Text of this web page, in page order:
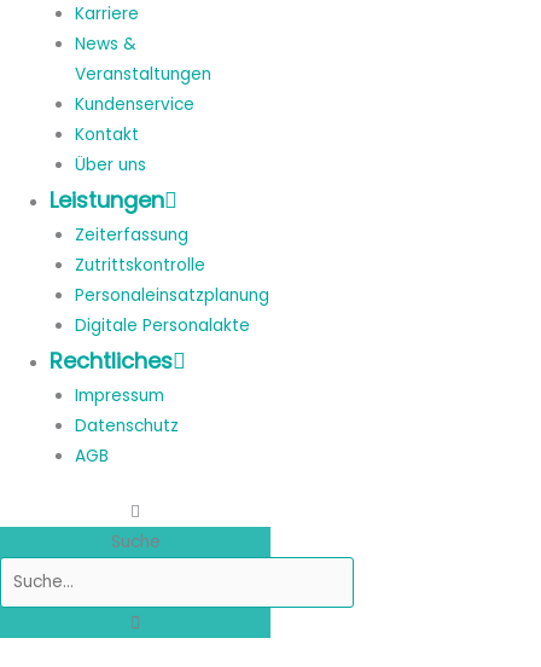
Karriere
News &
Veranstaltungen
Kundenservice
Kontakt
Über uns
Leistungen
Zeiterfassung
Zutrittskontrolle
Personaleinsatzplanung
Digitale Personalakte
Rechtliches
Impressum
Datenschutz
AGB
Suche